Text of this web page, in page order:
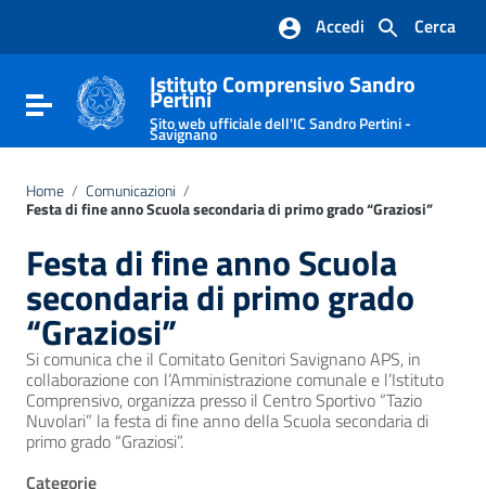
Vai al footer
Cerca
Accedi
Attiva / disattiva la navigazione
Istituto Comprensivo Sandro
Pertini
Sito web ufficiale dell'IC Sandro Pertini -
Savignano
Home / Comunicazioni /
Festa di fine anno Scuola secondaria di primo grado “Graziosi”
Festa di fine anno Scuola
secondaria di primo grado
“Graziosi”
Si comunica che il Comitato Genitori Savignano APS, in
collaborazione con l’Amministrazione comunale e l’Istituto
Comprensivo, organizza presso il Centro Sportivo “Tazio
Nuvolari” la festa di fine anno della Scuola secondaria di
primo grado “Graziosi”.
Categorie